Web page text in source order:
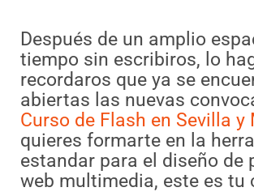
Después de un amplio
tiempo sin escribiros, lo
recordaros que ya se
abiertas las nuevas
Curso de Flash en Sevilla y
quieres formarte en la
estandar para el diseño de
web multimedia, este es tu